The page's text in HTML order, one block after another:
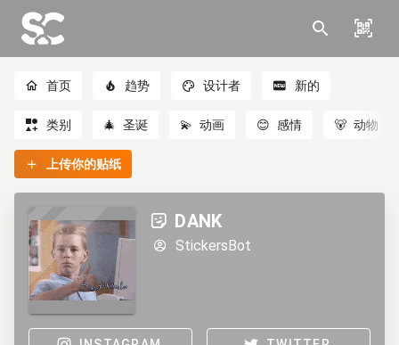
首页 趋势 设计者 新的
类别 🎄 圣诞 💫 动画 😊 感情 🐻 动物
上传你的贴纸
DANK
StickersBot